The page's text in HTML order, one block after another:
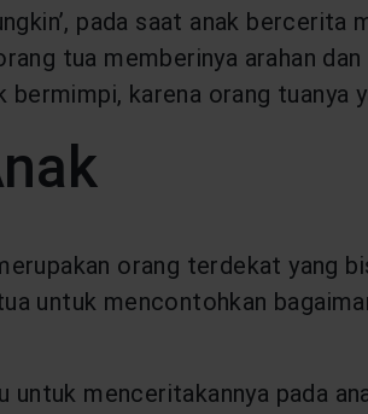
pada saat anak bercerita
tua memberinya arahan
karena orang tuanya
orang terdekat yang
untuk mencontohkan
menceritakannya pada